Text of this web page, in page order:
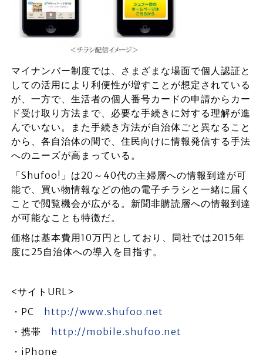
マイナンバー制度では、さまざまな場面で個人認証と
しての活用により利便性が増すことが想定されている
が、一方で、生活者の個人番号カードの申請からカー
ド受け取り方法まで、必要な手続きに対する理解が進
んでいない。また手続き方法が自治体ごと異なること
から、各自治体の間で、住民向けに情報発信する手法
へのニーズが高まっている。
「Shufoo!」は20～40代の主婦層への情報到達が可
能で、買い物情報などの他の電子チラシと一緒に届く
ことで閲覧機会が広がる。新聞非購読層への情報到達
が可能なことも特徴だ。
価格は基本費用10万円としており、同社では2015年
度に25自治体への導入を目指す。
<サイトURL>
・PC
http://www.shufoo.net
・携帯
http://mobile.shufoo.net
・iPhone